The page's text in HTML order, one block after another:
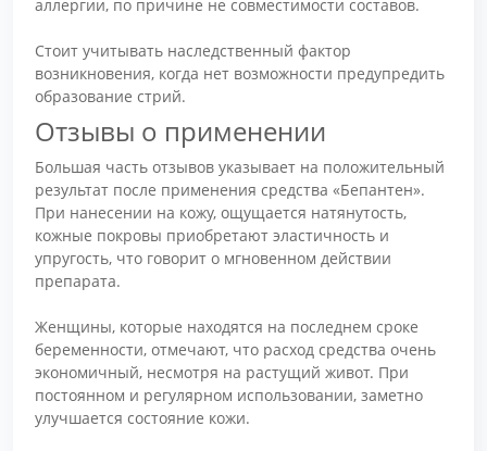
аллергии, по причине не совместимости составов.
Стоит учитывать наследственный фактор
возникновения, когда нет возможности предупредить
образование стрий.
Отзывы о применении
Большая часть отзывов указывает на положительный
результат после применения средства «Бепантен».
При нанесении на кожу, ощущается натянутость,
кожные покровы приобретают эластичность и
упругость, что говорит о мгновенном действии
препарата.
Женщины, которые находятся на последнем сроке
беременности, отмечают, что расход средства очень
экономичный, несмотря на растущий живот. При
постоянном и регулярном использовании, заметно
улучшается состояние кожи.